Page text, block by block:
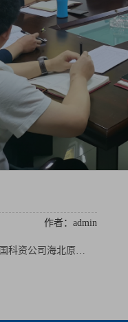
作者：admin
子城红色教育主题党日活动